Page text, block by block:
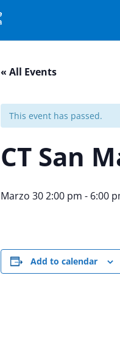
« All Events
This event has passed.
CT San
Marzo 30 2:00 pm - 6:00
Add to calendar